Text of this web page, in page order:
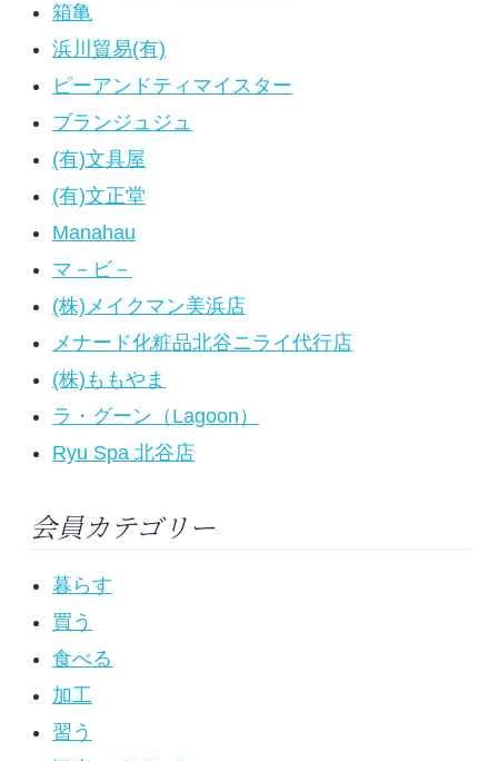
箱亀
浜川貿易(有)
ピーアンドティマイスター
ブランジュジュ
(有)文具屋
(有)文正堂
Manahau
マ－ビ－
(株)メイクマン美浜店
メナード化粧品北谷ニライ代行店
(株)ももやま
ラ・グーン（Lagoon）
Ryu Spa 北谷店
会員カテゴリー
暮らす
買う
食べる
加工
習う